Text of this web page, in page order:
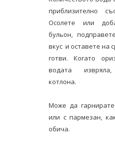
приблизително
Осолете или
бульон,
вкус и оставете на
готви. Когато
водата извряла,
котлона.
Може да
или с пармезан,
обича.